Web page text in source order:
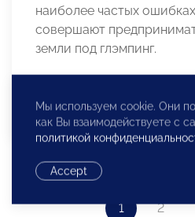
наиболее частых
совершают
земли под глэмпинг.
1 2
Мы используем cookie. Они
как Вы взаимодействуете с
политикой
Accept